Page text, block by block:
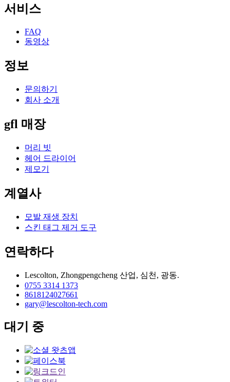
서비스
FAQ
동영상
정보
문의하기
회사 소개
gfl 매장
머리 빗
헤어 드라이어
제모기
계열사
모발 재생 장치
스킨 태그 제거 도구
연락하다
Lescolton, Zhongpengcheng 산업, 심천, 광동.
0755 3314 1373
8618124027661
gary@lescolton-tech.com
대기 중